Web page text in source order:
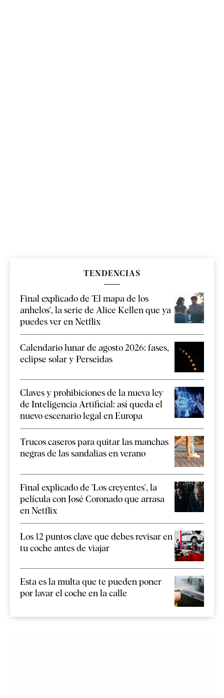
TENDENCIAS
Final explicado de 'El mapa de los
anhelos', la serie de Alice Kellen que ya
puedes ver en Netflix
Calendario lunar de agosto 2026: fases,
eclipse solar y Perseidas
Claves y prohibiciones de la nueva ley
de Inteligencia Artificial: así queda el
nuevo escenario legal en Europa
Trucos caseros para quitar las manchas
negras de las sandalias en verano
Final explicado de 'Los creyentes', la
película con José Coronado que arrasa
en Netflix
Los 12 puntos clave que debes revisar en
tu coche antes de viajar
Esta es la multa que te pueden poner
por lavar el coche en la calle